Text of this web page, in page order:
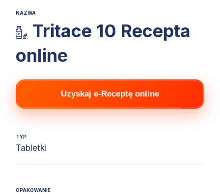
NAZWA
Tritace 10 Recepta
online
Uzyskaj e-Receptę online
TYP
Tabletki
OPAKOWANIE